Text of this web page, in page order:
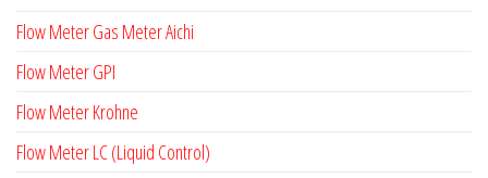
Flow Meter Gas Meter Aichi
Flow Meter GPI
Flow Meter Krohne
Flow Meter LC (Liquid Control)